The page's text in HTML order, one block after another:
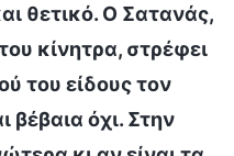
θετικό. Ο Σατανάς,
κίνητρα, στρέφει
του είδους τον
βέβαια όχι. Στην